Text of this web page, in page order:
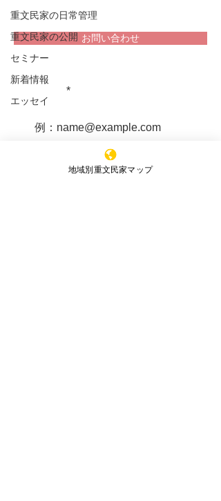
重文民家の日常管理
重文民家の公開
セミナー
新着情報
エッセイ
松浦家住宅 秋田県
お問い合わせ
重文民家についての情報をお届け
購読する
地域別重文民家マップ